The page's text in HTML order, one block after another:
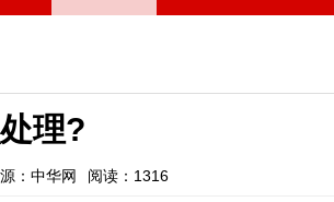
理?
：中华网 阅读：1316